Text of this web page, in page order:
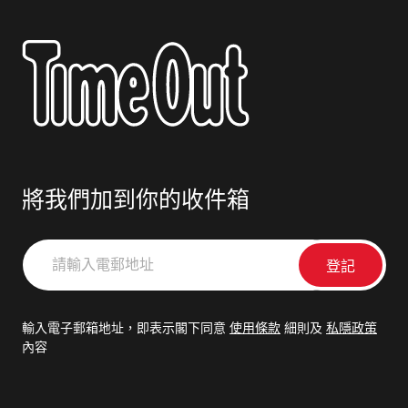
將我們加到你的收件箱
請
輸
郵
輸入電子郵箱地址，即表示閣下同意 使用條款 細則及 私隱政策
內容